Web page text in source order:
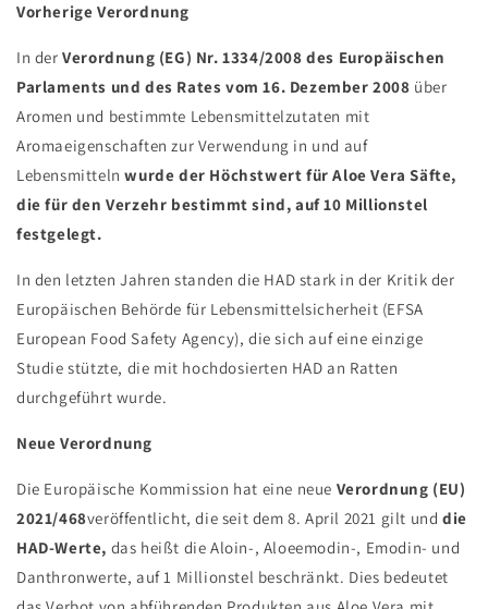
Vorherige Verordnung
In derVerordnung (EG) Nr. 1334/2008 des Europäischen
Parlaments und des Rates vom 16. Dezember 2008 über
Aromen und bestimmte Lebensmittelzutaten mit
Aromaeigenschaften zur Verwendung in und auf
Lebensmittelnwurde der Höchstwert für Aloe Vera Säfte,
die für den Verzehr bestimmt sind, auf 10 Millionstel
festgelegt.
In den letzten Jahren standen die HAD stark in der Kritik der
Europäischen Behörde für Lebensmittelsicherheit (EFSA
European Food Safety Agency), die sich auf eine einzige
Studie stützte, die mit hochdosierten HAD an Ratten
durchgeführt wurde.
Neue Verordnung
Die Europäische Kommission hat eine neue Verordnung (EU)
2021/468veröffentlicht, die seit dem 8. April 2021 gilt unddie
HAD-Werte, das heißt die Aloin-, Aloeemodin-, Emodin- und
Danthronwerte, auf 1 Millionstel beschränkt. Dies bedeutet